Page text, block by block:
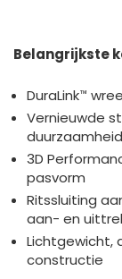
Belangrijkste
DuraLink™
Vernieuwde
duurzaamheid
3D
pasvorm
Ritssluiting
aan- en
Lichtgewicht,
constructie